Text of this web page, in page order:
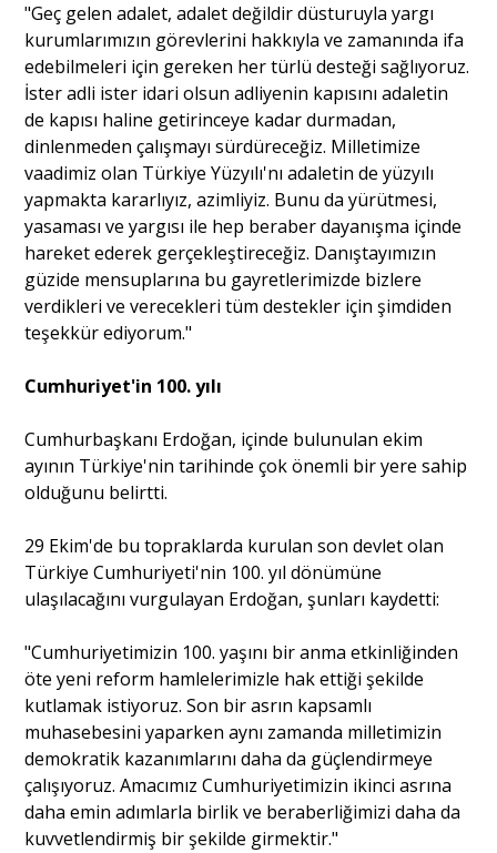
"Geç gelen adalet, adalet değildir düsturuyla yargı
kurumlarımızın görevlerini hakkıyla ve zamanında ifa
edebilmeleri için gereken her türlü desteği sağlıyoruz.
İster adli ister idari olsun adliyenin kapısını adaletin
de kapısı haline getirinceye kadar durmadan,
dinlenmeden çalışmayı sürdüreceğiz. Milletimize
vaadimiz olan Türkiye Yüzyılı'nı adaletin de yüzyılı
yapmakta kararlıyız, azimliyiz. Bunu da yürütmesi,
yasaması ve yargısı ile hep beraber dayanışma içinde
hareket ederek gerçekleştireceğiz. Danıştayımızın
güzide mensuplarına bu gayretlerimizde bizlere
verdikleri ve verecekleri tüm destekler için şimdiden
teşekkür ediyorum."
Cumhuriyet'in 100. yılı
Cumhurbaşkanı Erdoğan, içinde bulunulan ekim
ayının Türkiye'nin tarihinde çok önemli bir yere sahip
olduğunu belirtti.
29 Ekim'de bu topraklarda kurulan son devlet olan
Türkiye Cumhuriyeti'nin 100. yıl dönümüne
ulaşılacağını vurgulayan Erdoğan, şunları kaydetti:
"Cumhuriyetimizin 100. yaşını bir anma etkinliğinden
öte yeni reform hamlelerimizle hak ettiği şekilde
kutlamak istiyoruz. Son bir asrın kapsamlı
muhasebesini yaparken aynı zamanda milletimizin
demokratik kazanımlarını daha da güçlendirmeye
çalışıyoruz. Amacımız Cumhuriyetimizin ikinci asrına
daha emin adımlarla birlik ve beraberliğimizi daha da
kuvvetlendirmiş bir şekilde girmektir."